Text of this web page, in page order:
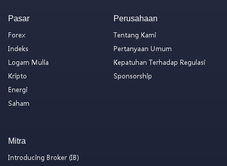
Pasar
Forex
Indeks
Logam Mulia
Kripto
Energi
Saham
Perusahaan
Tentang Kami
Pertanyaan Umum
Kepatuhan Terhadap Regulasi
Sponsorship
Mitra
Introducing Broker (IB)